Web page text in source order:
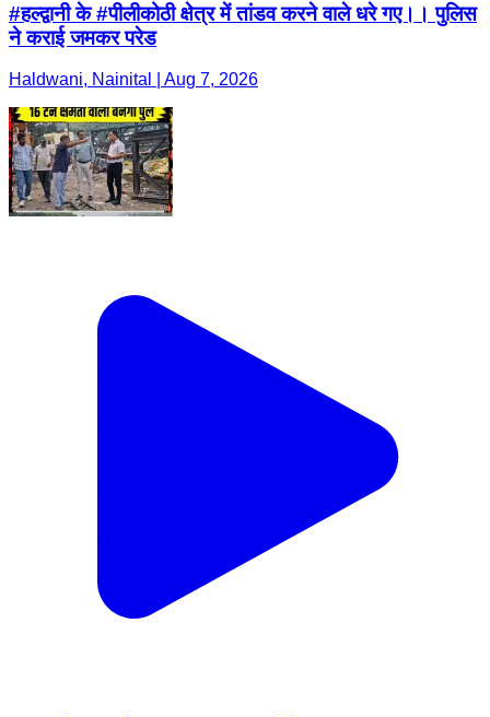
#हल्द्वानी के #पीलीकोठी क्षेत्र में तांडव करने वाले धरे गए।। पुलिस
ने कराई जमकर परेड
Haldwani, Nainital | Aug 7, 2026